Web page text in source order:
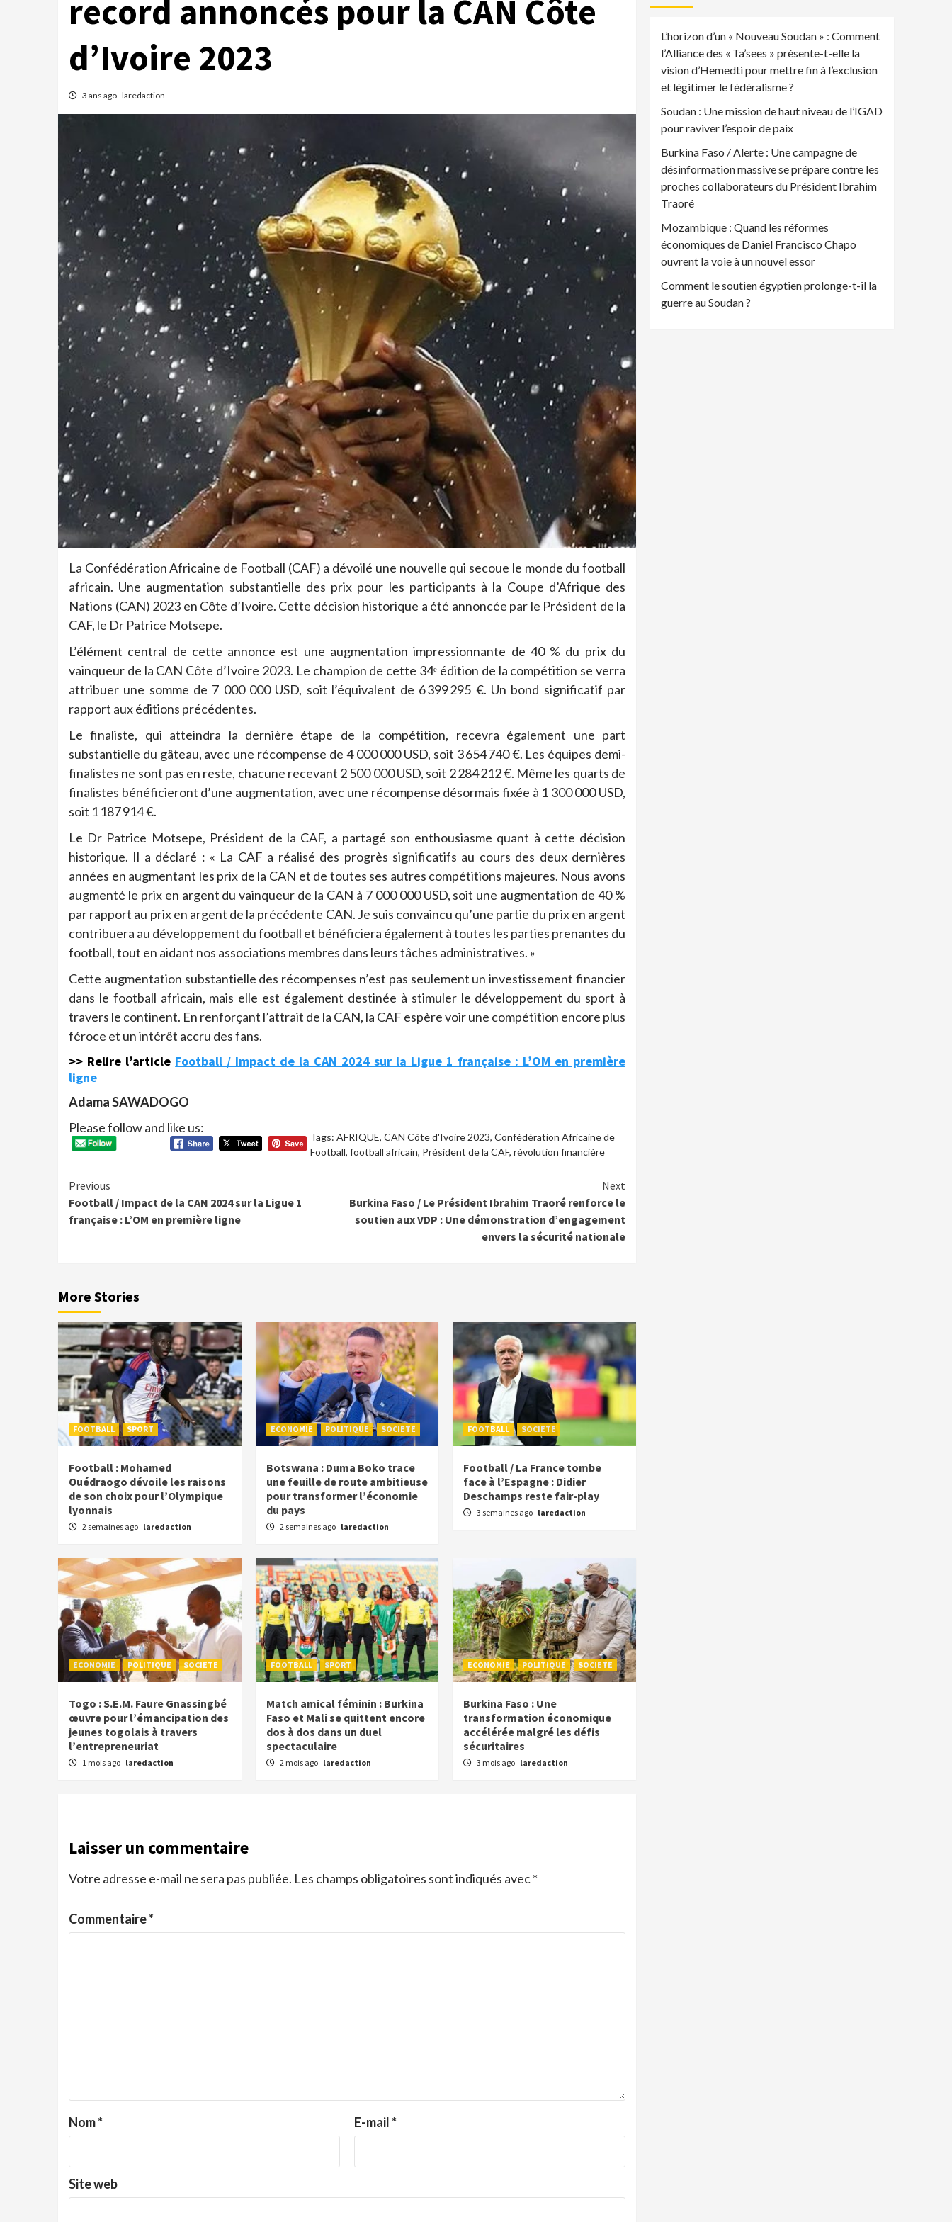
record annoncés pour la CAN Côte
d’Ivoire 2023
3 ans ago laredaction
La Confédération Africaine de Football (CAF) a dévoilé une nouvelle qui secoue le monde du football
africain. Une augmentation substantielle des prix pour les participants à la Coupe d’Afrique des
Nations (CAN) 2023 en Côte d’Ivoire. Cette décision historique a été annoncée par le Président de la
CAF, le Dr Patrice Motsepe.
L’élément central de cette annonce est une augmentation impressionnante de 40 % du prix du
vainqueur de la CAN Côte d’Ivoire 2023. Le champion de cette 34ᵉ édition de la compétition se verra
attribuer une somme de 7 000 000 USD, soit l’équivalent de 6 399 295 €. Un bond significatif par
rapport aux éditions précédentes.
Le finaliste, qui atteindra la dernière étape de la compétition, recevra également une part
substantielle du gâteau, avec une récompense de 4 000 000 USD, soit 3 654 740 €. Les équipes demi-
finalistes ne sont pas en reste, chacune recevant 2 500 000 USD, soit 2 284 212 €. Même les quarts de
finalistes bénéficieront d’une augmentation, avec une récompense désormais fixée à 1 300 000 USD,
soit 1 187 914 €.
Le Dr Patrice Motsepe, Président de la CAF, a partagé son enthousiasme quant à cette décision
historique. Il a déclaré : « La CAF a réalisé des progrès significatifs au cours des deux dernières
années en augmentant les prix de la CAN et de toutes ses autres compétitions majeures. Nous avons
augmenté le prix en argent du vainqueur de la CAN à 7 000 000 USD, soit une augmentation de 40 %
par rapport au prix en argent de la précédente CAN. Je suis convaincu qu’une partie du prix en argent
contribuera au développement du football et bénéficiera également à toutes les parties prenantes du
football, tout en aidant nos associations membres dans leurs tâches administratives. »
Cette augmentation substantielle des récompenses n’est pas seulement un investissement financier
dans le football africain, mais elle est également destinée à stimuler le développement du sport à
travers le continent. En renforçant l’attrait de la CAN, la CAF espère voir une compétition encore plus
féroce et un intérêt accru des fans.
>> Relire l’article Football / Impact de la CAN 2024 sur la Ligue 1 française : L’OM en première
ligne
Adama SAWADOGO
Please follow and like us:
Tags: AFRIQUE, CAN Côte d'Ivoire 2023, Confédération Africaine de
Football, football africain, Président de la CAF, révolution financière
Continue
Reading
Previous
Football / Impact de la CAN 2024 sur la Ligue 1
française : L’OM en première ligne
Next
Burkina Faso / Le Président Ibrahim Traoré renforce le
soutien aux VDP : Une démonstration d’engagement
envers la sécurité nationale
More Stories
FOOTBALL SPORT
Football : Mohamed
Ouédraogo dévoile les raisons
de son choix pour l’Olympique
lyonnais
2 semaines ago laredaction
ECONOMIE POLITIQUE SOCIETE
Botswana : Duma Boko trace
une feuille de route ambitieuse
pour transformer l’économie
du pays
2 semaines ago laredaction
FOOTBALL SOCIETE
Football / La France tombe
face à l’Espagne : Didier
Deschamps reste fair-play
3 semaines ago laredaction
ECONOMIE POLITIQUE SOCIETE
Togo : S.E.M. Faure Gnassingbé
œuvre pour l’émancipation des
jeunes togolais à travers
l’entrepreneuriat
1 mois ago laredaction
FOOTBALL SPORT
Match amical féminin : Burkina
Faso et Mali se quittent encore
dos à dos dans un duel
spectaculaire
2 mois ago laredaction
ECONOMIE POLITIQUE SOCIETE
Burkina Faso : Une
transformation économique
accélérée malgré les défis
sécuritaires
3 mois ago laredaction
Laisser un commentaire
Votre adresse e-mail ne sera pas publiée. Les champs obligatoires sont indiqués avec*
Commentaire*
Nom* E-mail*
Site web
L’horizon d’un « Nouveau Soudan » : Comment
l’Alliance des « Ta’sees » présente-t-elle la
vision d’Hemedti pour mettre fin à l’exclusion
et légitimer le fédéralisme ?
Soudan : Une mission de haut niveau de l’IGAD
pour raviver l’espoir de paix
Burkina Faso / Alerte : Une campagne de
désinformation massive se prépare contre les
proches collaborateurs du Président Ibrahim
Traoré
Mozambique : Quand les réformes
économiques de Daniel Francisco Chapo
ouvrent la voie à un nouvel essor
Comment le soutien égyptien prolonge-t-il la
guerre au Soudan ?